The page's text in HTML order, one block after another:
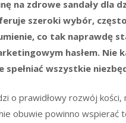
na zdrowe sandały dla
szeroki wybór,
co tak naprawdę
hasłem. Nie
spełniać wszystkie
o prawidłowy rozwój kości,
obuwie powinno wspierać